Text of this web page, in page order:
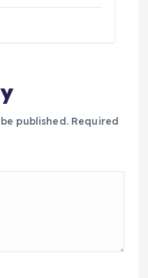
published. Required